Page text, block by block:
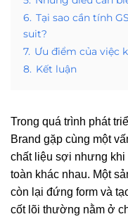
6. Tại sao cần tính
suit?
7. Ưu điểm của việc
8. Kết luận
Trong quá trình phát
Brand gặp cùng một
chất liệu sợi nhưng khi
toàn khác nhau. Một
còn lại đứng form và
cốt lõi thường nằm ở